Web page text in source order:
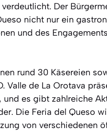
Der
nicht nur ein
und des
rund 30 Käsereien
Valle de La Orotava
es gibt zahlreiche
Die Feria del Queso
von verschiedenen